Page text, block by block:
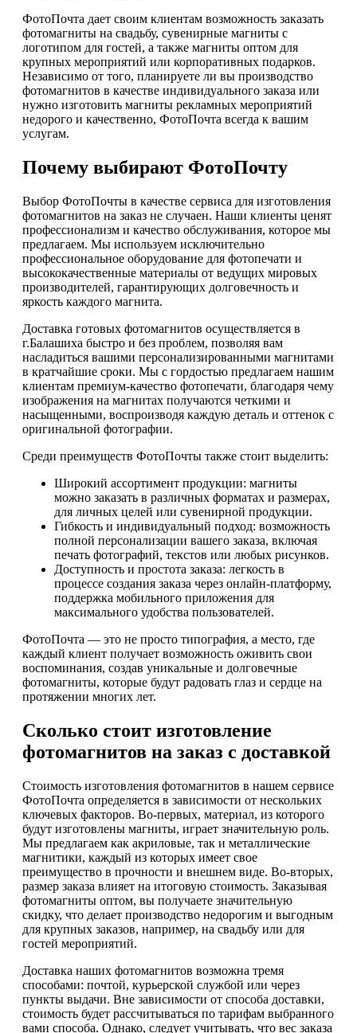
ФотоПочта дает своим клиентам возможность заказать
фотомагниты на свадьбу, сувенирные магниты с
логотипом для гостей, а также магниты оптом для
крупных мероприятий или корпоративных подарков.
Независимо от того, планируете ли вы производство
фотомагнитов в качестве индивидуального заказа или
нужно изготовить магниты рекламных мероприятий
недорого и качественно, ФотоПочта всегда к вашим
услугам.
Почему выбирают ФотоПочту
Выбор ФотоПочты в качестве сервиса для изготовления
фотомагнитов на заказ не случаен. Наши клиенты ценят
профессионализм и качество обслуживания, которое мы
предлагаем. Мы используем исключительно
профессиональное оборудование для фотопечати и
высококачественные материалы от ведущих мировых
производителей, гарантирующих долговечность и
яркость каждого магнита.
Доставка готовых фотомагнитов осуществляется в
г.Балашиха быстро и без проблем, позволяя вам
насладиться вашими персонализированными магнитами
в кратчайшие сроки. Мы с гордостью предлагаем нашим
клиентам премиум-качество фотопечати, благодаря чему
изображения на магнитах получаются четкими и
насыщенными, воспроизводя каждую деталь и оттенок с
оригинальной фотографии.
Среди преимуществ ФотоПочты также стоит выделить:
Широкий ассортимент продукции: магниты
можно заказать в различных форматах и размерах,
для личных целей или сувенирной продукции.
Гибкость и индивидуальный подход: возможность
полной персонализации вашего заказа, включая
печать фотографий, текстов или любых рисунков.
Доступность и простота заказа: легкость в
процессе создания заказа через онлайн-платформу,
поддержка мобильного приложения для
максимального удобства пользователей.
ФотоПочта — это не просто типография, а место, где
каждый клиент получает возможность оживить свои
воспоминания, создав уникальные и долговечные
фотомагниты, которые будут радовать глаз и сердце на
протяжении многих лет.
Сколько стоит изготовление
фотомагнитов на заказ с доставкой
Стоимость изготовления фотомагнитов в нашем сервисе
ФотоПочта определяется в зависимости от нескольких
ключевых факторов. Во-первых, материал, из которого
будут изготовлены магниты, играет значительную роль.
Мы предлагаем как акриловые, так и металлические
магнитики, каждый из которых имеет свое
преимущество в прочности и внешнем виде. Во-вторых,
размер заказа влияет на итоговую стоимость. Заказывая
фотомагниты оптом, вы получаете значительную
скидку, что делает производство недорогим и выгодным
для крупных заказов, например, на свадьбу или для
гостей мероприятий.
Доставка наших фотомагнитов возможна тремя
способами: почтой, курьерской службой или через
пункты выдачи. Вне зависимости от способа доставки,
стоимость будет рассчитываться по тарифам выбранного
вами способа. Однако, следует учитывать, что вес заказа